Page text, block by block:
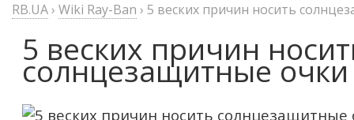
RB.UA› Wiki Ray-Ban › 5 веских причин носить
5 веских причин
солнцезащитные